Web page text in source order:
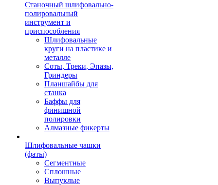
Станочный шлифовально-
полировальный
инструмент и
приспособления
Шлифовальные
круги на пластике и
металле
Соты, Треки, Эпазы,
Гриндеры
Планшайбы для
станка
Баффы для
финишной
полировки
Алмазные фикерты
Шлифовальные чашки
(фаты)
Сегментные
Сплошные
Выпуклые